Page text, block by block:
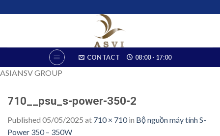
CONTACT 08:00 - 17:00
ASIANSV GROUP
710__psu_s-power-350-2
Published 05/05/2025 at 710 × 710in Bộ nguồn máy tính S-
Power 350 – 350W